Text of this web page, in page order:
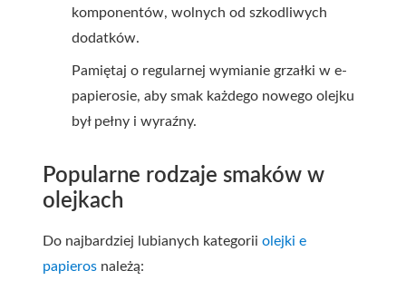
komponentów, wolnych od szkodliwych
dodatków.
Pamiętaj o regularnej wymianie grzałki w e-
papierosie, aby smak każdego nowego olejku
był pełny i wyraźny.
Popularne rodzaje smaków w
olejkach
Do najbardziej lubianych kategorii olejki e
papieros należą: